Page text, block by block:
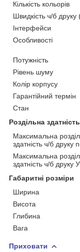
Кількість кольорів
Швидкість ч/б друку
Інтерфейси
Особливості
Потужність
Рівень шуму
Колір корпусу
Гарантійний термін
Стан
Роздільна
Максимальна
здатність ч/б друку
Максимальна
здатність ч/б друку У
Габаритні розміри
Ширина
Висота
Глибина
Вага
Приховати